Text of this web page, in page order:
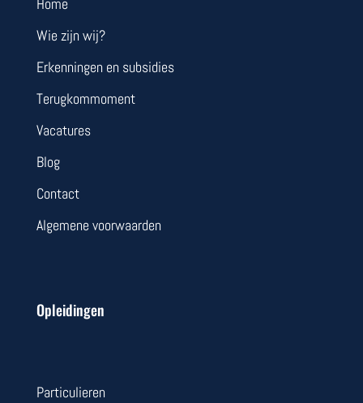
Wie zijn wij?
Erkenningen en subsidies
Terugkommoment
Vacatures
Blog
Contact
Algemene voorwaarden
Opleidingen
Particulieren